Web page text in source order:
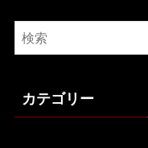
カテゴリー